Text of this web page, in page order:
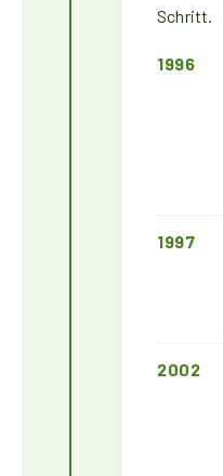
Schritt.
1996
1997
2002